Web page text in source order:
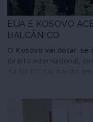
EUA E KOSOVO
BALCÂNICO
O Kosovo vai dotar-se
direito internacional,